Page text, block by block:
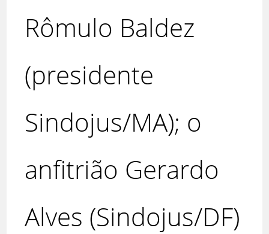
Rômulo Baldez
(presidente
Sindojus/MA); o
anfitrião Gerardo
Alves (Sindojus/DF)